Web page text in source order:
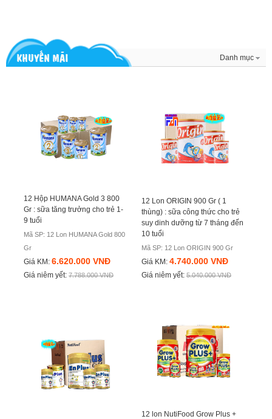
KHUYẾN MÃI Danh mục
12 Hộp HUMANA Gold 3 800
Gr : sữa tăng trưởng cho trẻ 1-
9 tuổi
Mã SP: 12 Lon HUMANA Gold 800
Gr
Giá KM: 6.620.000 VNĐ
Giá niêm yết: 7.788.000 VNĐ
12 Lon ORIGIN 900 Gr ( 1
thùng) : sữa công thức cho trẻ
suy dinh dưỡng từ 7 tháng đến
10 tuổi
Mã SP: 12 Lon ORIGIN 900 Gr
Giá KM: 4.740.000 VNĐ
Giá niêm yết: 5.040.000 VNĐ
12 lon NutiFood Grow Plus +